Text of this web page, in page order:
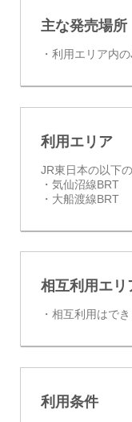
主な発売場所
・利用エリア内
利用エリア
JR東日本の以下
・気仙沼線BRT
・大船渡線BRT
相互利用エリ
・相互利用はでき
利用条件